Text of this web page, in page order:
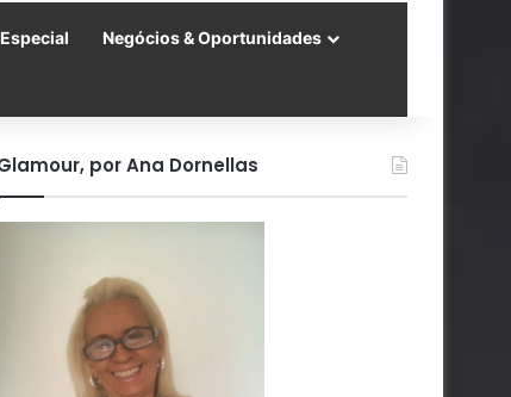
Especial Negócios & Oportunidades
por Ana Dornellas